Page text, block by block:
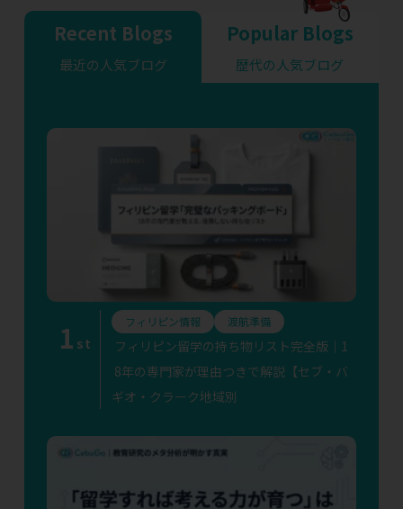
Recent Blogs
最近の人気ブログ
Popular Blogs
歴代の人気ブログ
1 st
フィリピン情報 渡航準備
フィリピン留学の持ち物リスト完全版｜1
8年の専門家が理由つきで解説【セブ・バ
ギオ・クラーク地域別